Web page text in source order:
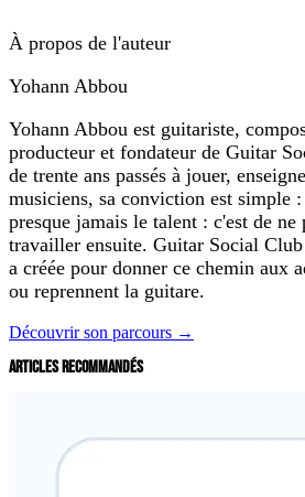
À propos de l'auteur
Yohann Abbou
Yohann Abbou est guitariste,
producteur et fondateur de Guitar
de trente ans passés à jouer,
musiciens, sa conviction est simple
presque jamais le talent : c'est de
travailler ensuite. Guitar Social
a créée pour donner ce chemin aux
ou reprennent la guitare.
Découvrir son parcours →
ARTICLES RECOMMANDÉS